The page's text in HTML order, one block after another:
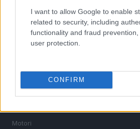
I want to allow Google to enable
related to security, including
functionality and fraud
user protection.
CONFIRM
nazionali e internazionali, gli highlight
interviste ai protagonisti e i risultati in
le discipline che fanno emozionare gli
Tennis
Basket
Motori